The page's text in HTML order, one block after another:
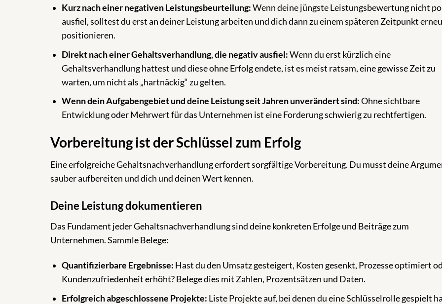
Kurz nach einer negativen Leistungsbeurteilung:Wenn deine jüngste Leistungsbewertung nicht
ausfiel, solltest du erst an deiner Leistung arbeiten und dich dann zu einem späteren Zeitpunkt
positionieren.
Direkt nach einer Gehaltsverhandlung, die negativ ausfiel:Wenn du erst kürzlich eine
Gehaltsverhandlung hattest und diese ohne Erfolg endete, ist es meist ratsam, eine gewisse Zeit zu
warten, um nicht als „hartnäckig“ zu gelten.
Wenn dein Aufgabengebiet und deine Leistung seit Jahren unverändert sind:Ohne sichtbare
Entwicklung oder Mehrwert für das Unternehmen ist eine Forderung schwierig zu rechtfertigen.
Vorbereitung ist der Schlüssel zum Erfolg
Eine erfolgreiche Gehaltsnachverhandlung erfordert sorgfältige Vorbereitung. Du musst deine
sauber aufbereiten und dich und deinen Wert kennen.
Deine Leistung dokumentieren
Das Fundament jeder Gehaltsnachverhandlung sind deine konkreten Erfolge und Beiträge zum
Unternehmen. Sammle Belege:
Quantifizierbare Ergebnisse: Hast du den Umsatz gesteigert, Kosten gesenkt, Prozesse optimiert
Kundenzufriedenheit erhöht? Belege dies mit Zahlen, Prozentsätzen und Daten.
Erfolgreich abgeschlossene Projekte: Liste Projekte auf, bei denen du eine Schlüsselrolle gespielt